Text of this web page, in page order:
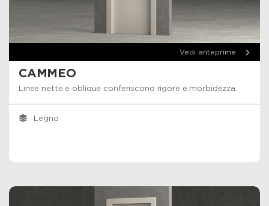
Vedi anteprime
CAMMEO
Linee nette e oblique conferiscono rigore e morbidezza.
Legno